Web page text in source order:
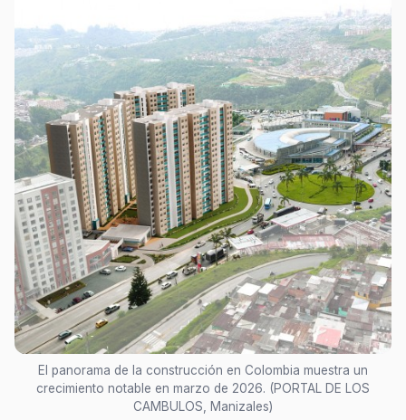
El panorama de la construcción en Colombia muestra un
crecimiento notable en marzo de 2026. (PORTAL DE LOS
CAMBULOS, Manizales)